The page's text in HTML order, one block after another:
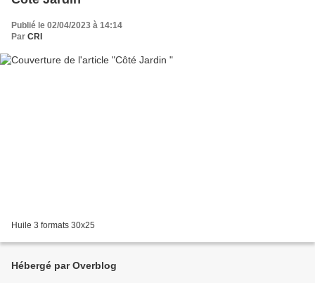
Publié le 02/04/2023 à 14:14
Par CRI
Huile 3 formats 30x25
Hébergé par Overblog